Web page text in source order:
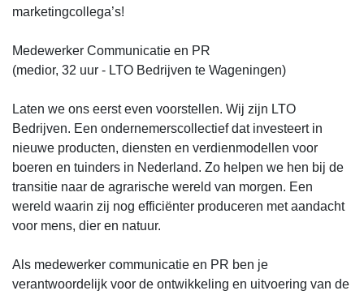
marketingcollega’s!
Medewerker Communicatie en PR
(medior, 32 uur - LTO Bedrijven te Wageningen)
Laten we ons eerst even voorstellen. Wij zijn LTO
Bedrijven. Een ondernemerscollectief dat investeert in
nieuwe producten, diensten en verdienmodellen voor
boeren en tuinders in Nederland. Zo helpen we hen bij de
transitie naar de agrarische wereld van morgen. Een
wereld waarin zij nog efficiënter produceren met aandacht
voor mens, dier en natuur.
Als medewerker communicatie en PR ben je
verantwoordelijk voor de ontwikkeling en uitvoering van de